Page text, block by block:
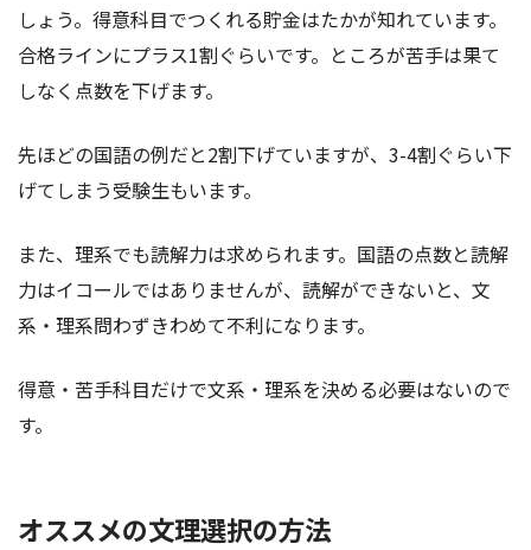
しょう。得意科目でつくれる貯金はたかが知れています。
合格ラインにプラス1割ぐらいです。ところが苦手は果て
しなく点数を下げます。
先ほどの国語の例だと2割下げていますが、3-4割ぐらい下
げてしまう受験生もいます。
また、理系でも読解力は求められます。国語の点数と読解
力はイコールではありませんが、読解ができないと、文
系・理系問わずきわめて不利になります。
得意・苦手科目だけで文系・理系を決める必要はないので
す。
オススメの文理選択の方法